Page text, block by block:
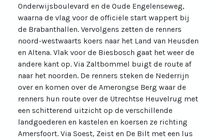
Onderwijsboulevard en de Oude Engelenseweg,
waarna de vlag voor de officiële start wappert bij
de Brabanthallen. Vervolgens zetten de renners
noord-westwaarts koers naar het Land van Heusden
en Altena. Vlak voor de Biesbosch gaat het weer de
andere kant op. Via Zaltbommel buigt de route af
naar het noorden. De renners steken de Nederrijn
over en komen over de Amerongse Berg waar de
renners hun route over de Utrechtse Heuvelrug met
een schitterend uitzicht op de verschillende
landgoederen en kastelen en koersen ze richting
Amersfoort. Via Soest, Zeist en De Bilt met een lus